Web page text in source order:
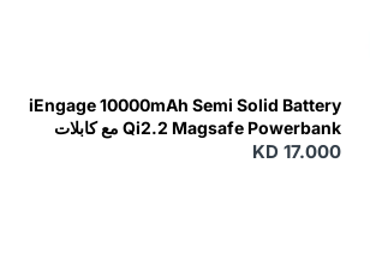
iEngage 10000mAh Semi Solid Battery
Qi2.2 Magsafe Powerbank مع كابلات
مدمجة
KD 17.000